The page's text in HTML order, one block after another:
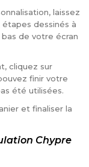
laissez
dessinés à
de votre écran
cliquez sur
finir votre
été utilisées.
et finaliser la
Chypre